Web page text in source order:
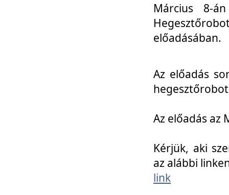
Március 8-
előadásában.
Az előadás
Az előadás az
Kérjük, aki
az alábbi
link